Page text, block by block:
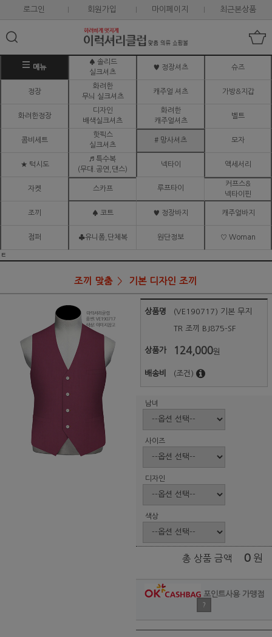
로그인 회원가입 마이페이지 최근본상품
메뉴
♠ 솔리드
실크셔츠
♥ 정장셔츠 슈즈
정장
화려한
무늬 실크셔츠
캐주얼 셔츠 가방&지갑
화려한정장
디자인
배색실크셔츠
화려한
캐주얼셔츠
벨트
콤비세트
핫픽스
실크셔츠
# 망사셔츠 모자
★ 턱시도
♬ 특수복
(무대.공연,댄스)
넥타이 액세서리
자켓 스카프 루프타이
커프스&
넥타이핀
조끼 ♠ 코트 ♥ 정장바지 캐주얼바지
점퍼 ♣유니폼,단체복 원단정보 ♡ Woman
ㅌ
조끼 맞춤 기본 디자인 조끼
상품명 (VE190717) 기본 무지
TR 조끼 BJ875-SF
상품가 124,000원
배송비 (조건)
남녀
사이즈
디자인
색상
총 상품 금액 0 원
포인트사용 가맹점
?